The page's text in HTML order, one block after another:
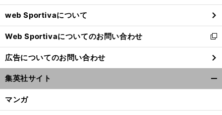
ウ
で
開
く
web Sportivaについて
Web Sportivaについてのお問い合わせ
新
し
い
ウ
ィ
ン
ウ
広告についてのお問い合わせ
集英社サイト
マンガ